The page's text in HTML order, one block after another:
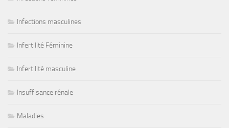
Infections masculines
Infertilité Féminine
Infertilité masculine
Insuffisance rénale
Maladies